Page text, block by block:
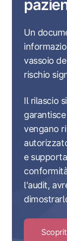
Un
vassoio
rischio
Il rilascio
vengano
e
l'audit,